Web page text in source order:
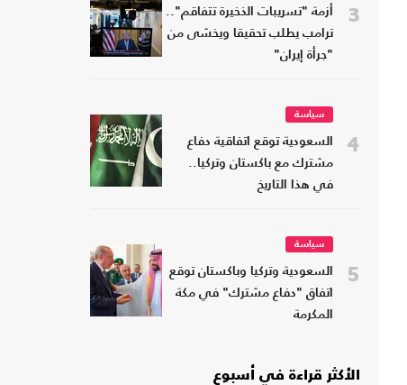
3
أزمة "تسريبات الذخيرة تتفاقم"..
ترامب يطلب تحقيقا ويخشى من
"جرأة إيران"
4
سياسة
السعودية توقع اتفاقية دفاع
مشترك مع باكستان وتركيا..
في هذا التاريخ
5
سياسة
السعودية وتركيا وباكستان توقع
اتفاق "دفاع مشترك" في مكة
المكرمة
الأكثر قراءة في أسبوع